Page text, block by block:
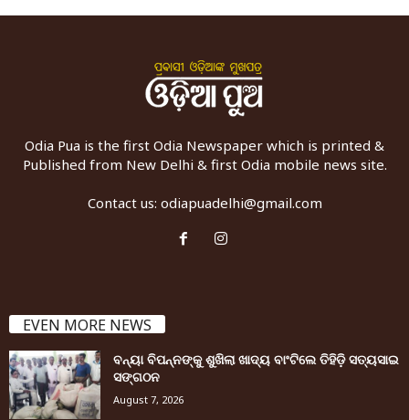
Odia Pua is the first Odia Newspaper which is printed &
Published from New Delhi & first Odia mobile news site.
Contact us: odiapuadelhi@gmail.com
EVEN MORE NEWS
ବନ୍ୟା ବିପନ୍ନଙ୍କୁ ଶୁଖିଲା ଖାଦ୍ୟ ବାଂଟିଲେ ତିହିଡି଼ ସତ୍ୟସାଇ
ସଙ୍ଗଠନ
August 7, 2026